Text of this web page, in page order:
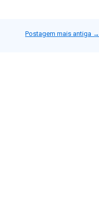
Postagem mais antiga →